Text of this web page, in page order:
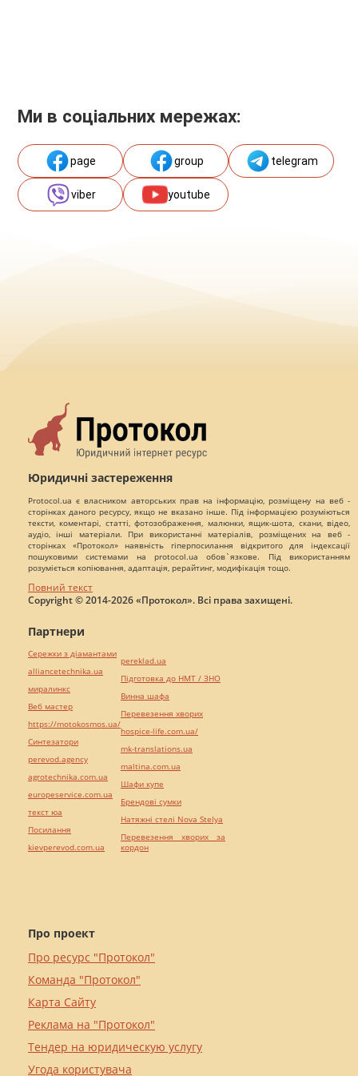
Ми в соціальних мережах:
page group telegram
viber youtube
Юридичні застереження
Protocol.ua є власником авторських прав на інформацію, розміщену на веб -
сторінках даного ресурсу, якщо не вказано інше. Під інформацією розуміються
тексти, коментарі, статті, фотозображення, малюнки, ящик-шота, скани, відео,
аудіо, інші матеріали. При використанні матеріалів, розміщених на веб -
сторінках «Протокол» наявність гіперпосилання відкритого для індексації
пошуковими системами на protocol.ua обов`язкове. Під використанням
розуміється копіювання, адаптація, рерайтинг, модифікація тощо.
Повний текст
Copyright © 2014-2026 «Протокол». Всі права захищені.
Про проект
Про ресурс "Протокол"
Команда "Протокол"
Карта Сайту
Реклама на "Протокол"
Тендер на юридическую услугу
Угода користувача
Партнери
Сережки з діамантами
alliancetechnika.ua
миралинкс
Веб мастер
https://motokosmos.ua/
Синтезатори
perevod.agency
agrotechnika.com.ua
europeservice.com.ua
текст юа
Посилання
kievperevod.com.ua
pereklad.ua
Підготовка до НМТ / ЗНО
Винна шафа
Перевезення хворих
hospice-life.com.ua/
mk-translations.ua
maltina.com.ua
Шафи купе
Брендові сумки
Натяжні стелі Nova Stelya
Перевезення хворих за
кордон